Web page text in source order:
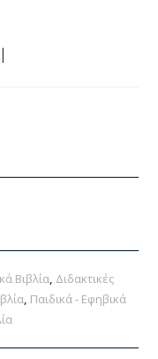
Βιβλία, Διδακτικές
, Παιδικά - Εφηβικά